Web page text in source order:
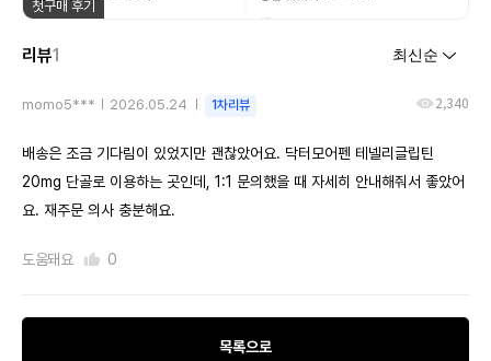
첫구매 후기
리뷰1
momo5*** 2026.05.24 1차리뷰 2,340
배송은 조금 기다림이 있었지만 괜찮았어요. 닥터모어펜 테넬리글립틴
20mg 단골로 이용하는 곳인데, 1:1 문의했을 때 자세히 안내해줘서 좋았어
요. 재주문 의사 충분해요.
도움돼요 0
목록으로